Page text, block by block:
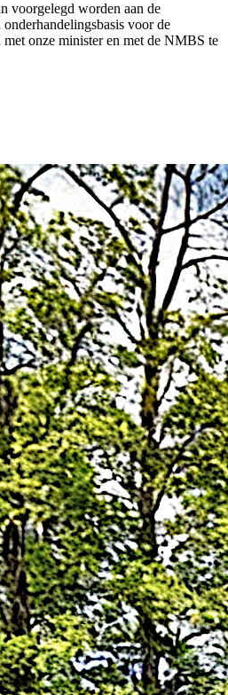
voorgelegd worden aan de
onderhandelingsbasis voor de
met onze minister en met de NMBS te